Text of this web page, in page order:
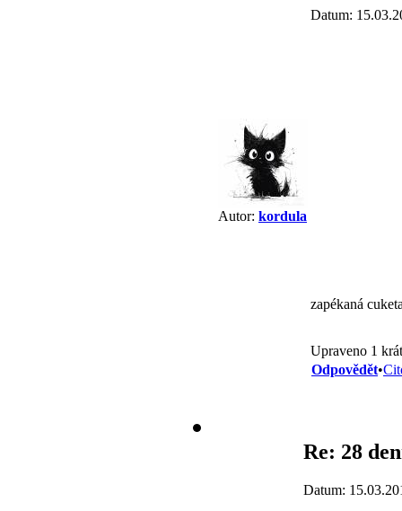
Autor: kordula
Datum:
zapékaná
Upraveno 1
Odpovědět•
Re: 28
Datum: